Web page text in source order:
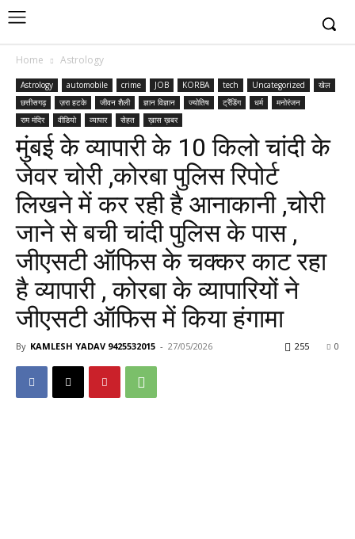
Home Astrology
Astrology automobile crime JOB KORBA tech Uncategorized
खेल
छत्तीसगढ़
ज़रा हटके जीवन शैली ज्ञान विज्ञान ज्योतिष ट्रैंडिंग धर्म
मनोरंजन
राम मंदिर
वीडियो व्यापार सेहत ख़ास ख़बर
मुंबई के व्यापारी के 10 किलो चांदी के
जेवर चोरी ,कोरबा पुलिस रिपोर्ट
लिखने में कर रही है आनाकानी ,चोरी
जाने से बची चांदी पुलिस के पास ,
जीएसटी ऑफिस के चक्कर काट रहा
है व्यापारी , कोरबा के व्यापारियों ने
जीएसटी ऑफिस में किया हंगामा
By KAMLESH YADAV 9425532015 - 27/05/2026 0
255